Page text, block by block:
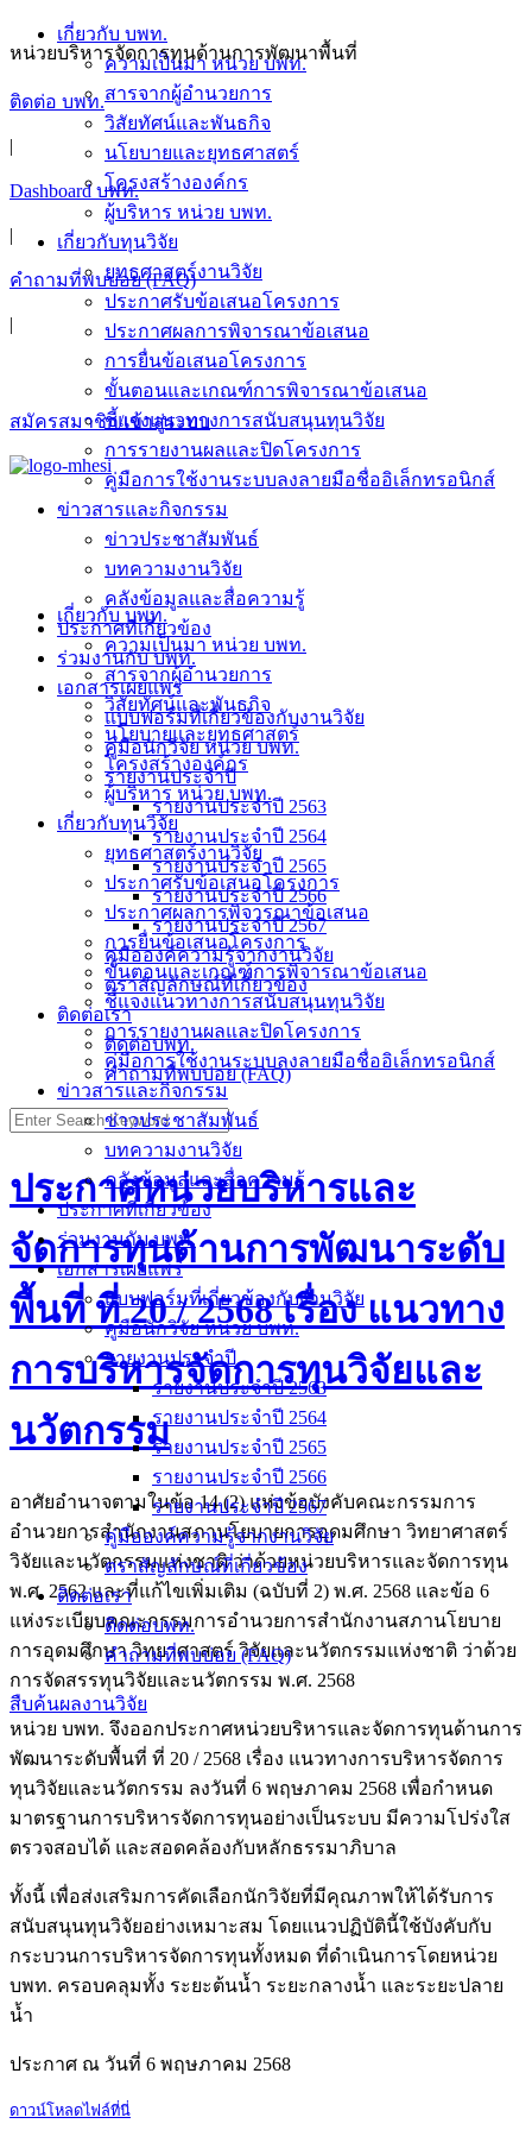
หน่วยบริหารจัดการทุนด้านการพัฒนาพื้นที่
ติดต่อ บพท.
|
Dashboard บพท.
|
คำถามที่พบบ่อย (FAQ)
|
สมัครสมาชิก/เข้าสู่ระบบ
เกี่ยวกับ บพท.
ความเป็นมา หน่วย บพท.
สารจากผู้อำนวยการ
วิสัยทัศน์และพันธกิจ
นโยบายและยุทธศาสตร์
โครงสร้างองค์กร
ผู้บริหาร หน่วย บพท.
เกี่ยวกับทุนวิจัย
ยุทธศาสตร์งานวิจัย
ประกาศรับข้อเสนอโครงการ
ประกาศผลการพิจารณาข้อเสนอ
การยื่นข้อเสนอโครงการ
ขั้นตอนและเกณฑ์การพิจารณาข้อเสนอ
ชี้แจงแนวทางการสนับสนุนทุนวิจัย
การรายงานผลและปิดโครงการ
คู่มือการใช้งานระบบลงลายมือชื่ออิเล็กทรอนิกส์
ข่าวสารและกิจกรรม
ข่าวประชาสัมพันธ์
บทความงานวิจัย
คลังข้อมูลและสื่อความรู้
ประกาศที่เกี่ยวข้อง
ร่วมงานกับ บพท.
เอกสารเผยแพร่
แบบฟอร์มที่เกี่ยวข้องกับงานวิจัย
คู่มือนักวิจัย หน่วย บพท.
รายงานประจำปี
รายงานประจำปี 2563
รายงานประจำปี 2564
รายงานประจำปี 2565
รายงานประจำปี 2566
รายงานประจำปี 2567
คู่มือองค์ความรู้จากงานวิจัย
ตราสัญลักษณ์ที่เกี่ยวข้อง
ติดต่อเรา
ติดต่อบพท.
คำถามที่พบบ่อย (FAQ)
สืบค้นผลงานวิจัย
เกี่ยวกับ บพท.
ความเป็นมา หน่วย บพท.
สารจากผู้อำนวยการ
วิสัยทัศน์และพันธกิจ
นโยบายและยุทธศาสตร์
โครงสร้างองค์กร
ผู้บริหาร หน่วย บพท.
เกี่ยวกับทุนวิจัย
ยุทธศาสตร์งานวิจัย
ประกาศรับข้อเสนอโครงการ
ประกาศผลการพิจารณาข้อเสนอ
การยื่นข้อเสนอโครงการ
ขั้นตอนและเกณฑ์การพิจารณาข้อเสนอ
ชี้แจงแนวทางการสนับสนุนทุนวิจัย
การรายงานผลและปิดโครงการ
คู่มือการใช้งานระบบลงลายมือชื่ออิเล็กทรอนิกส์
ข่าวสารและกิจกรรม
ข่าวประชาสัมพันธ์
บทความงานวิจัย
คลังข้อมูลและสื่อความรู้
ประกาศที่เกี่ยวข้อง
ร่วมงานกับ บพท.
เอกสารเผยแพร่
แบบฟอร์มที่เกี่ยวข้องกับงานวิจัย
คู่มือนักวิจัย หน่วย บพท.
รายงานประจำปี
รายงานประจำปี 2563
รายงานประจำปี 2564
รายงานประจำปี 2565
รายงานประจำปี 2566
รายงานประจำปี 2567
คู่มือองค์ความรู้จากงานวิจัย
ตราสัญลักษณ์ที่เกี่ยวข้อง
ติดต่อเรา
ติดต่อบพท.
คำถามที่พบบ่อย (FAQ)
ประกาศหน่วยบริหารและ
จัดการทุนด้านการพัฒนาระดับ
พื้นที่ ที่ 20 / 2568 เรื่อง แนวทาง
การบริหารจัดการทุนวิจัยและ
นวัตกรรม
อาศัยอำนาจตามในข้อ 14 (2) แห่งข้อบังคับคณะกรรมการ
อำนวยการสำนักงานสภานโยบายการอุดมศึกษา วิทยาศาสตร์
วิจัยและนวัตกรรมแห่งชาติ ว่าด้วยหน่วยบริหารและจัดการทุน
พ.ศ. 2562 และที่แก้ไขเพิ่มเติม (ฉบับที่ 2) พ.ศ. 2568 และข้อ 6
แห่งระเบียบคณะกรรมการอำนวยการสำนักงานสภานโยบาย
การอุดมศึกษา วิทยาศาสตร์ วิจัยและนวัตกรรมแห่งชาติ ว่าด้วย
การจัดสรรทุนวิจัยและนวัตกรรม พ.ศ. 2568
หน่วย บพท. จึงออกประกาศหน่วยบริหารและจัดการทุนด้านการ
พัฒนาระดับพื้นที่ ที่ 20 / 2568 เรื่อง แนวทางการบริหารจัดการ
ทุนวิจัยและนวัตกรรม ลงวันที่ 6 พฤษภาคม 2568 เพื่อกำหนด
มาตรฐานการบริหารจัดการทุนอย่างเป็นระบบ มีความโปร่งใส
ตรวจสอบได้ และสอดคล้องกับหลักธรรมาภิบาล
ทั้งนี้ เพื่อส่งเสริมการคัดเลือกนักวิจัยที่มีคุณภาพให้ได้รับการ
สนับสนุนทุนวิจัยอย่างเหมาะสม โดยแนวปฏิบัตินี้ใช้บังคับกับ
กระบวนการบริหารจัดการทุนทั้งหมด ที่ดำเนินการโดยหน่วย
บพท. ครอบคลุมทั้ง ระยะต้นน้ำ ระยะกลางน้ำ และระยะปลาย
น้ำ
ประกาศ ณ วันที่ 6 พฤษภาคม 2568
ดาวน์โหลดไฟล์ที่นี่